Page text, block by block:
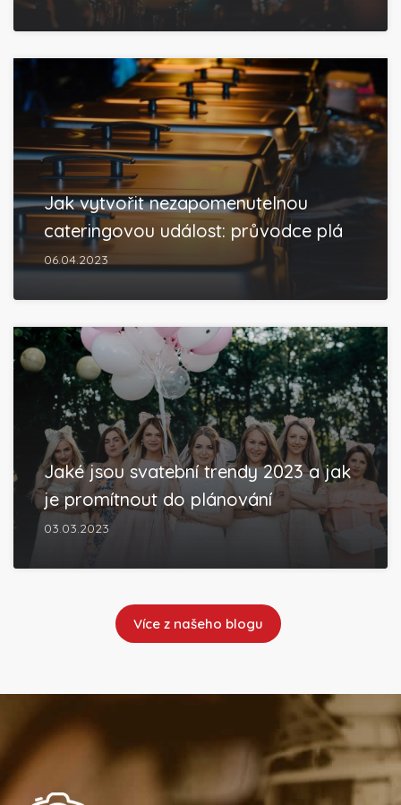
Jak vytvořit nezapomenutelnou
cateringovou událost: průvodce plá
06.04.2023
Jaké jsou svatební trendy 2023 a jak
je promítnout do plánování
03.03.2023
Více z našeho blogu